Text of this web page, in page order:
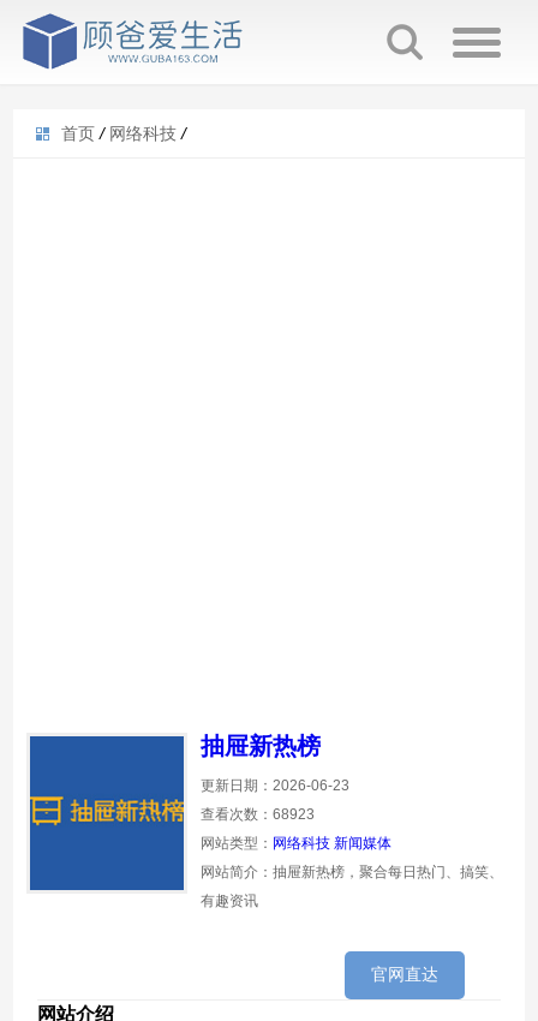
首页 / 网络科技 /
抽屉新热榜
更新日期：2026-06-23
查看次数：68923
网站类型： 网络科技 新闻媒体
网站简介：抽屉新热榜，聚合每日热门、搞笑、
有趣资讯
官网直达
网站介绍